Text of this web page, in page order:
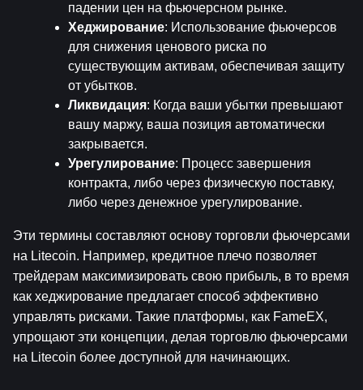
падении цен на фьючерсном рынке.
Хеджирование: Использование фьючерсов
для снижения ценового риска по
существующим активам, обеспечивая защиту
от убытков.
Ликвидация: Когда ваши убытки превышают
вашу маржу, ваша позиция автоматически
закрывается.
Урегулирование: Процесс завершения
контракта, либо через физическую поставку,
либо через денежное урегулирование.
Эти термины составляют основу торговли фьючерсами
на Litecoin. Например, кредитное плечо позволяет
трейдерам максимизировать свою прибыль, в то время
как хеджирование предлагает способ эффективно
управлять рисками. Такие платформы, как FameEX,
упрощают эти концепции, делая торговлю фьючерсами
на Litecoin более доступной для начинающих.